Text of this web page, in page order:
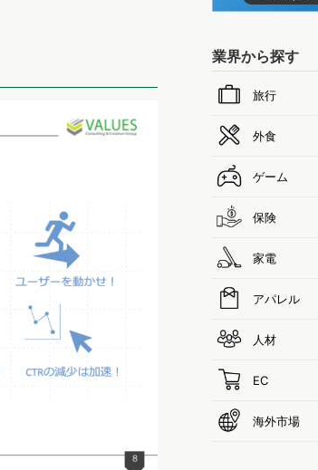
業界から探す
旅行
外食
ゲーム
保険
家電
アパレル
人材
EC
海外市場